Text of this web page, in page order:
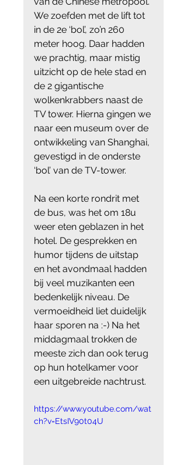
We zoefden met de lift tot
in de 2e ‘bol’, zo’n 260
meter hoog. Daar hadden
we prachtig, maar mistig
uitzicht op de hele stad en
de 2 gigantische
wolkenkrabbers naast de
TV tower. Hierna gingen we
naar een museum over de
ontwikkeling van Shanghai,
gevestigd in de onderste
‘bol’ van de TV-tower.
Na een korte rondrit met
de bus, was het om 18u
weer eten geblazen in het
hotel. De gesprekken en
humor tijdens de uitstap
en het avondmaal hadden
bij veel muzikanten een
bedenkelijk niveau. De
vermoeidheid liet duidelijk
haar sporen na :-) Na het
middagmaal trokken de
meeste zich dan ook terug
op hun hotelkamer voor
een uitgebreide nachtrust.
https://www.youtube.com/wat
ch?v=EtsIV90t04U